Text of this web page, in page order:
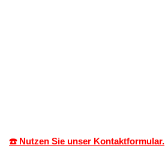
☎️ Nutzen Sie unser Kontaktformular.